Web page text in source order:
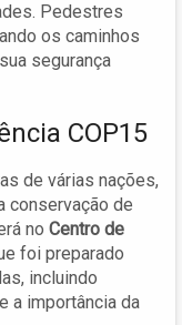
Pedestres
os caminhos
segurança
COP15
de várias nações,
conservação de
no Centro de
foi preparado
incluindo
a importância da